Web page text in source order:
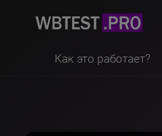
Как это работает?